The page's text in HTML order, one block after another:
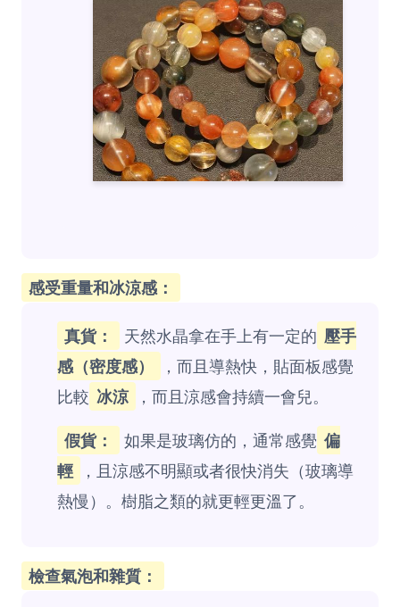
感受重量和冰涼感：
真貨： 天然水晶拿在手上有一定的 壓手
感（密度感）
，而且導熱快，貼面板感覺
比較 冰涼 ，而且涼感會持續一會兒。
假貨： 如果是玻璃仿的，通常感覺 偏
輕
，且涼感不明顯或者很快消失（玻璃導
熱慢）。樹脂之類的就更輕更溫了。
檢查氣泡和雜質：